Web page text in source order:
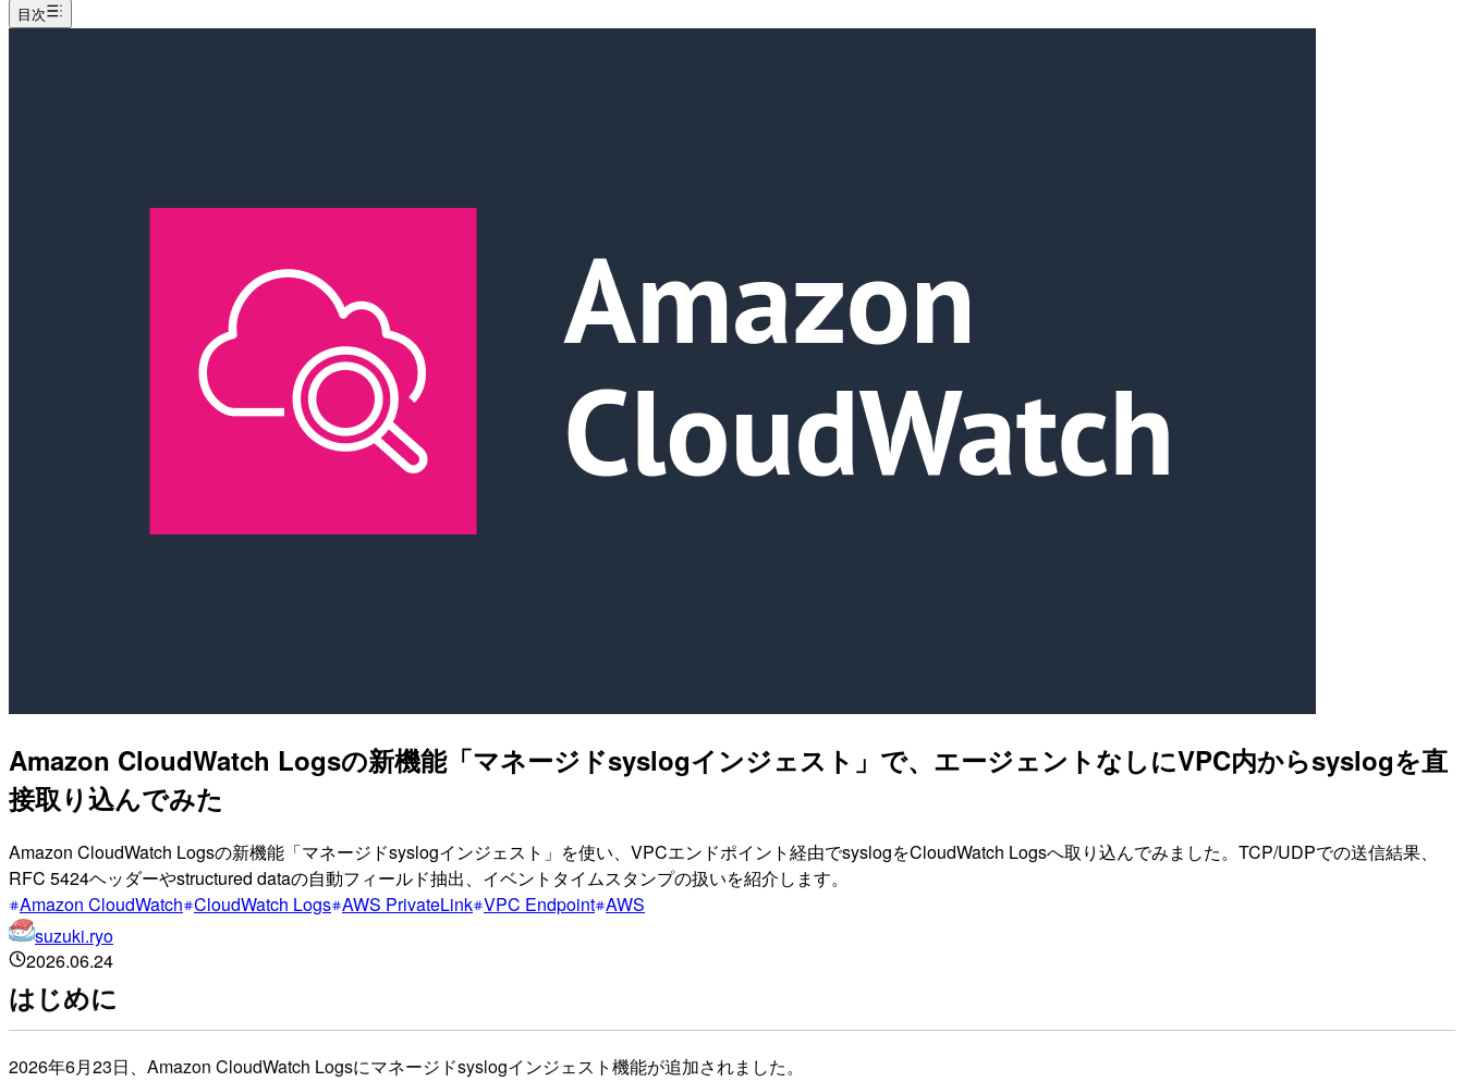
目次
Amazon CloudWatch Logsの新機能「マネージドsyslogインジェスト」で、エージェントなしにVPC内からsyslogを直
接取り込んでみた
Amazon CloudWatch Logsの新機能「マネージドsyslogインジェスト」を使い、VPCエンドポイント経由でsyslogをCloudWatch Logsへ取り込んでみました。TCP/UDPでの送信結果、
RFC 5424ヘッダーやstructured dataの自動フィールド抽出、イベントタイムスタンプの扱いを紹介します。
Amazon CloudWatch CloudWatch Logs AWS PrivateLink VPC Endpoint AWS
suzuki.ryo
2026.06.24
はじめに
2026年6月23日、Amazon CloudWatch Logsにマネージドsyslogインジェスト機能が追加されました。